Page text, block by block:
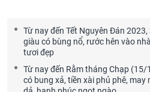
Từ nay đến Tết Nguyên Đán
giàu có bùng nổ, rước hên vào
tươi đẹp
Từ nay đến Rằm tháng Chạp (15/
có bung xả, tiền xài phủ phê,